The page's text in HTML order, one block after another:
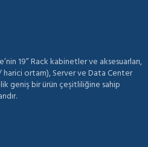
19” Rack kabinetler ve aksesuarları,
ortam), Server ve Data Center
geniş bir ürün çeşitliliğine sahip